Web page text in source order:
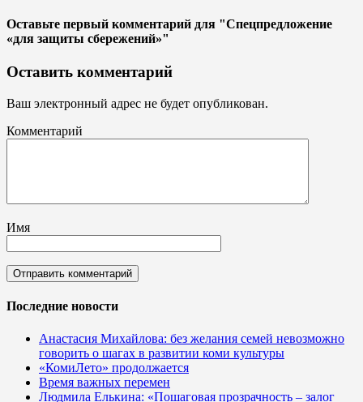
Оставьте первый комментарий для "Спецпредложение
«для защиты сбережений»"
Оставить комментарий
Ваш электронный адрес не будет опубликован.
Комментарий
Имя
Последние новости
Анастасия Михайлова: без желания семей невозможно
говорить о шагах в развитии коми культуры
«КомиЛето» продолжается
Время важных перемен
Людмила Елькина: «Пошаговая прозрачность – залог